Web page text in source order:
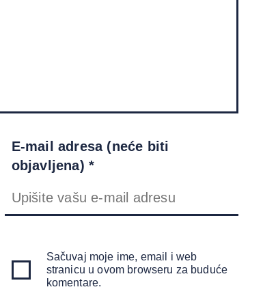
E-mail adresa (neće biti
objavljena) *
Sačuvaj moje ime, email i web
stranicu u ovom browseru za buduće
komentare.